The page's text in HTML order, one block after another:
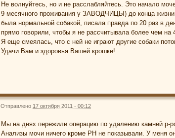
Не волнуйтесь, но и не расслабляйтесь. Это начало
9 месячного проживания у ЗАВОДЧИЦЫ) до конца жизни
была нормальной собакой, писала правда по 20 раз в
прямо говорили, чтобы я не рассчитывала более чем
Я еще смеялась, что с ней не играют другие собаки
Удачи Вам и здоровья Вашей крошке!
Отправлено 17 октября 2011 - 00:12
Мы на днях пережили операцию по удалению камней р-
Анализы мочи ничего кроме РН не показывали. У меня